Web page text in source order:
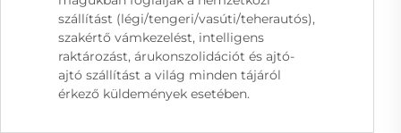
szállítást (légi/tengeri/vasúti/teherautós),
szakértő vámkezelést, intelligens
raktározást, árukonszolidációt és ajtó-
ajtó szállítást a világ minden tájáról
érkező küldemények esetében.